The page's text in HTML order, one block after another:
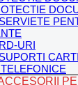
URI